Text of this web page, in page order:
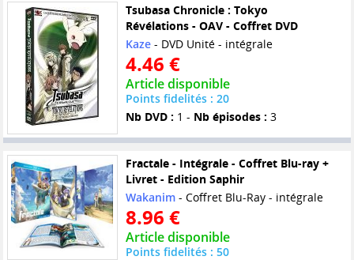
Tsubasa Chronicle : Tokyo
Révélations - OAV - Coffret DVD
Kaze- DVD Unité - intégrale
4.46 €
Article disponible
Points fidelités : 20
Nb DVD : 1 - Nb épisodes : 3
Fractale - Intégrale - Coffret Blu-ray +
Livret - Edition Saphir
Wakanim- Coffret Blu-Ray - intégrale
8.96 €
Article disponible
Points fidelités : 50